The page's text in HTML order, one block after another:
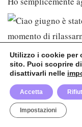
Utilizzo i cookie per
sito. Puoi scoprire
disattivarli nelle
Accetta
Impostazioni